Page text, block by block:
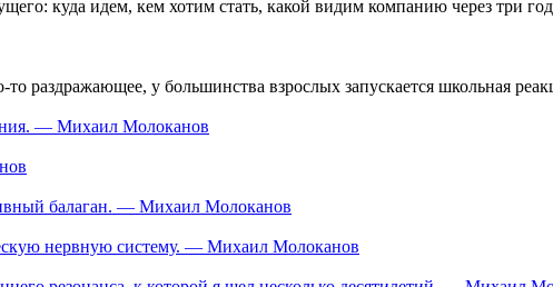
куда идем, кем хотим стать, какой видим компанию через три
раздражающее, у большинства взрослых запускается школьная
— Михаил Молоканов
балаган. — Михаил Молоканов
нервную систему. — Михаил Молоканов